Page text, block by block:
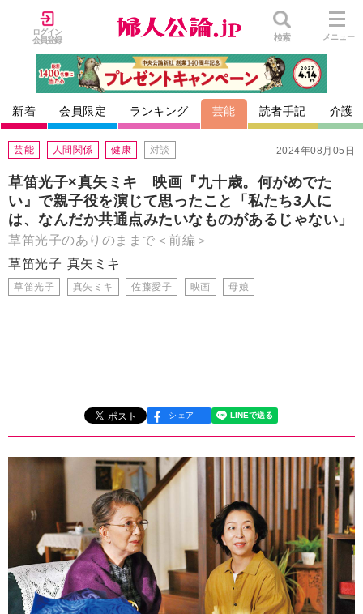
ログイン
会員登録
検索 メニュー
新着 会員限定 ランキング 芸能 読者手記 介護
2024年08月05日
芸能 人間関係 健康 対談
草笛光子×真矢ミキ 映画『九十歳。何がめでた
い』で親子役を演じて思ったこと「私たち3人に
は、なんだか共通点みたいなものがあるじゃない」
草笛光子のありのままで＜前編＞
草笛光子 真矢ミキ
草笛光子 真矢ミキ 佐藤愛子 映画 母娘
シェア